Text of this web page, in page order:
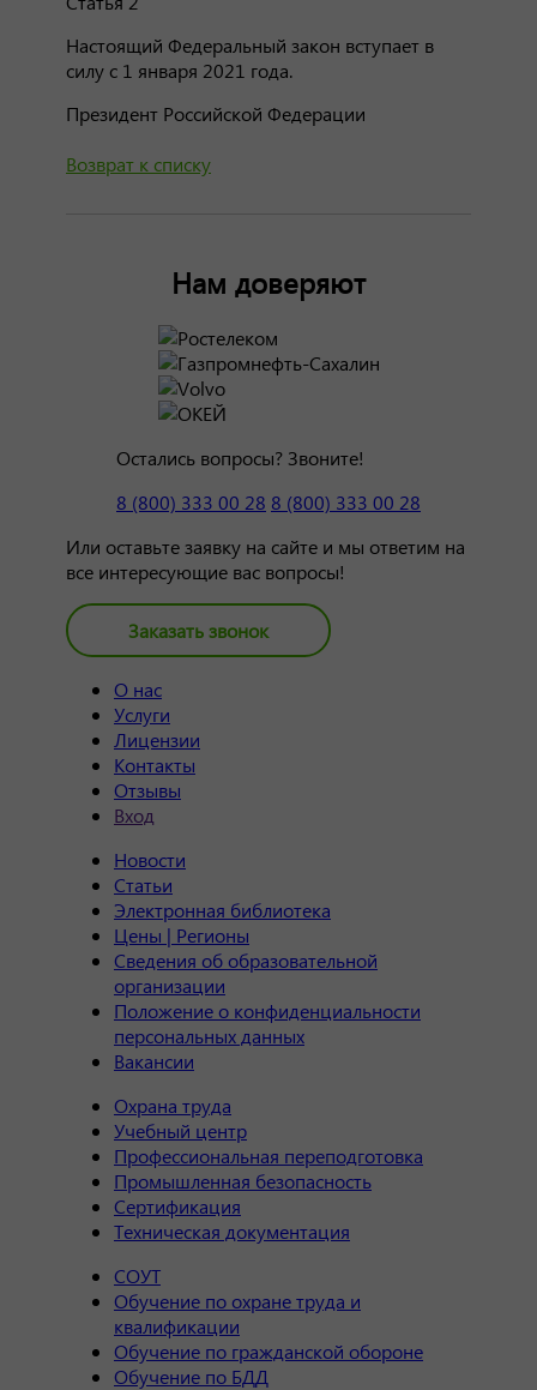
Настоящий Федеральный закон вступает в
силу с 1 января 2021 года.
Президент Российской Федерации
Возврат к списку
Нам доверяют
Остались вопросы? Звоните!
8 (800) 333 00 28 8 (800) 333 00 28
Или оставьте заявку на сайте и мы ответим на
все интересующие вас вопросы!
Заказать звонок
О нас
Услуги
Лицензии
Контакты
Отзывы
Вход
Новости
Статьи
Электронная библиотека
Цены | Регионы
Сведения об образовательной
организации
Положение о конфиденциальности
персональных данных
Вакансии
Охрана труда
Учебный центр
Профессиональная переподготовка
Промышленная безопасность
Сертификация
Техническая документация
СОУТ
Обучение по охране труда и
квалификации
Обучение по гражданской обороне
Обучение по БДД